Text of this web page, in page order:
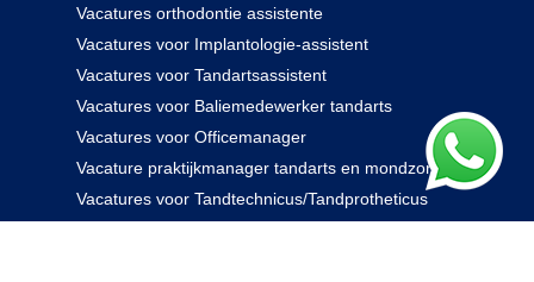
Vacatures orthodontie assistente
Vacatures voor Implantologie-assistent
Vacatures voor Tandartsassistent
Vacatures voor Baliemedewerker tandarts
Vacatures voor Officemanager
Vacature praktijkmanager tandarts en mondzorg
Vacatures voor Tandtechnicus/Tandprotheticus